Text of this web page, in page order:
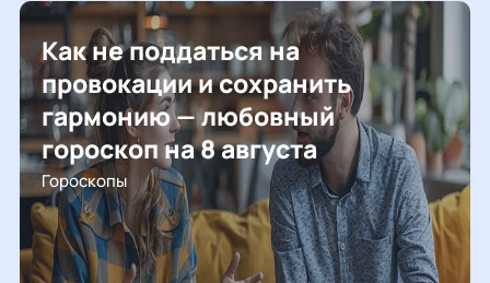
Как не поддаться на
провокации и сохранить
гармонию — любовный
гороскоп на 8 августа
Гороскопы